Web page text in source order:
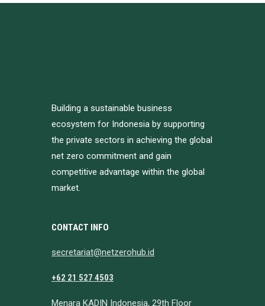
Building a sustainable business
ecosystem for Indonesia by supporting
the private sectors in achieving the global
net zero commitment and gain
competitive advantage within the global
market.
CONTACT INFO
secretariat@netzerohub.id
+62 21 527 4503
Menara KADIN Indonesia, 29th Floor